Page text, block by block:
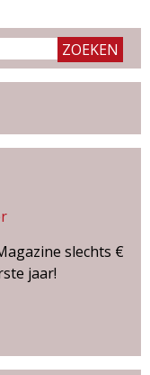
slechts €
jaar!